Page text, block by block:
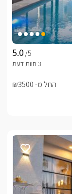
/5
החל מ- ₪3500